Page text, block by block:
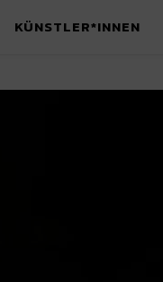
KÜNSTLER*INNEN